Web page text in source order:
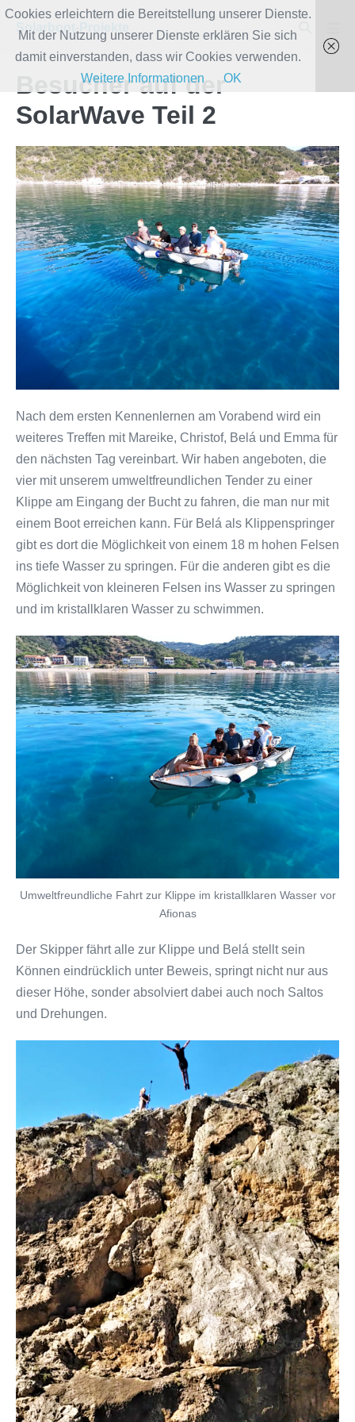
Zum
Inhalt
springen
Solarboot-Projekte
Schalter
Besucher auf der
SolarWave Teil 2
Nach dem ersten Kennenlernen am Vorabend wird ein
weiteres Treffen mit Mareike, Christof, Belá und Emma für
den nächsten Tag vereinbart. Wir haben angeboten, die
vier mit unserem umweltfreundlichen Tender zu einer
Klippe am Eingang der Bucht zu fahren, die man nur mit
einem Boot erreichen kann. Für Belá als Klippenspringer
gibt es dort die Möglichkeit von einem 18 m hohen Felsen
ins tiefe Wasser zu springen. Für die anderen gibt es die
Möglichkeit von kleineren Felsen ins Wasser zu springen
und im kristallklaren Wasser zu schwimmen.
Umweltfreundliche Fahrt zur Klippe im kristallklaren Wasser vor
Afionas
Der Skipper fährt alle zur Klippe und Belá stellt sein
Können eindrücklich unter Beweis, springt nicht nur aus
dieser Höhe, sonder absolviert dabei auch noch Saltos
und Drehungen.
Cookies erleichtern die Bereitstellung unserer Dienste.
Mit der Nutzung unserer Dienste erklären Sie sich
damit einverstanden, dass wir Cookies verwenden.
Weitere Informationen
OK